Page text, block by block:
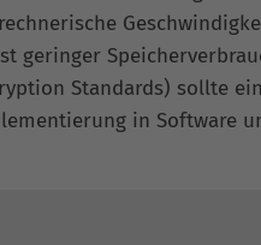
geringer
Standards) sollte
in Software